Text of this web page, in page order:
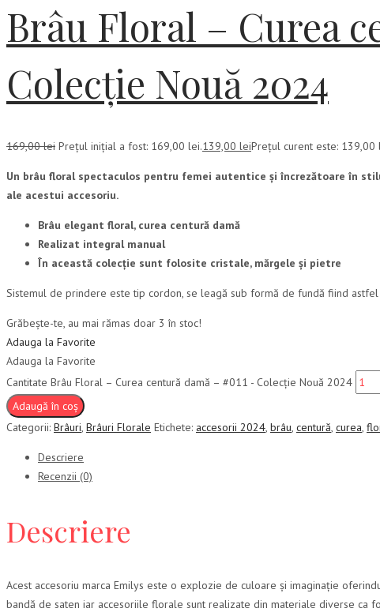
Brâu Floral – Curea
Colecție Nouă 2024
169,00lei Prețul inițial a fost: 169,00 lei.139,00 leiPrețul curent este: 139,00
Un brâu floral spectaculos pentru femei autentice și încrezătoare în
ale acestui accesoriu.
Brâu elegant floral, curea centură damă
Realizat integral manual
În această colecție sunt folosite cristale, mărgele și pietre
Sistemul de prindere este tip cordon, se leagă sub formă de fundă fiind
Grăbește-te, au mai rămas doar 3 în stoc!
Adauga la Favorite
Adauga la Favorite
Cantitate Brâu Floral – Curea centură damă – #011 - Colecție Nouă 2024
Adaugă în coș
Categorii: Brâuri, Brâuri Florale Etichete: accesorii 2024, brâu, centură, curea,
Descriere
Recenzii (0)
Descriere
Acest accesoriu marca Emilys este o explozie de culoare și imaginație
bandă de saten iar accesoriile florale sunt realizate din materiale diverse ca